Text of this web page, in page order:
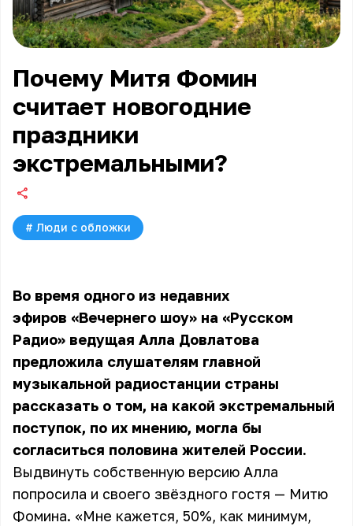
Почему Митя Фомин
считает новогодние
праздники
экстремальными?
# Люди с обложки
Во время одного из недавних
эфиров «Вечернего шоу» на «Русском
Радио» ведущая Алла Довлатова
предложила слушателям главной
музыкальной радиостанции страны
рассказать о том, на какой экстремальный
поступок, по их мнению, могла бы
согласиться половина жителей России.
Выдвинуть собственную версию Алла
попросила и своего звёздного гостя — Митю
Фомина. «Мне кажется, 50%, как минимум,